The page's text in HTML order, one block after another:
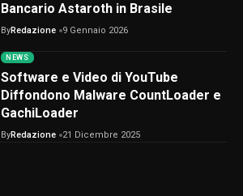
Bancario Astaroth in Brasile
ByRedazione 9 Gennaio 2026
NEWS
Software e Video di YouTube
Diffondono Malware CountLoader e
GachiLoader
ByRedazione 21 Dicembre 2025